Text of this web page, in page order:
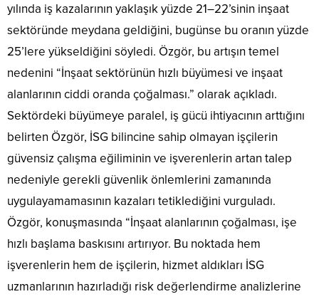
yılında iş kazalarının yaklaşık yüzde 21–22’sinin inşaat
sektöründe meydana geldiğini, bugünse bu oranın yüzde
25’lere yükseldiğini söyledi. Özgör, bu artışın temel
nedenini “İnşaat sektörünün hızlı büyümesi ve inşaat
alanlarının ciddi oranda çoğalması.” olarak açıkladı.
Sektördeki büyümeye paralel, iş gücü ihtiyacının arttığını
belirten Özgör, İSG bilincine sahip olmayan işçilerin
güvensiz çalışma eğiliminin ve işverenlerin artan talep
nedeniyle gerekli güvenlik önlemlerini zamanında
uygulayamamasının kazaları tetiklediğini vurguladı.
Özgör, konuşmasında “İnşaat alanlarının çoğalması, işe
hızlı başlama baskısını artırıyor. Bu noktada hem
işverenlerin hem de işçilerin, hizmet aldıkları İSG
uzmanlarının hazırladığı risk değerlendirme analizlerine